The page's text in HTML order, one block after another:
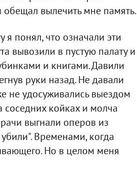
обещал вылечить мне память.
понял, что означали эти
вывозили в пустую палату и
и книгами. Давили
руки назад. Не давали
не удосуживались выездом
соседних койках и молча
выгнали оперов из
Временами, когда
Но в целом меня